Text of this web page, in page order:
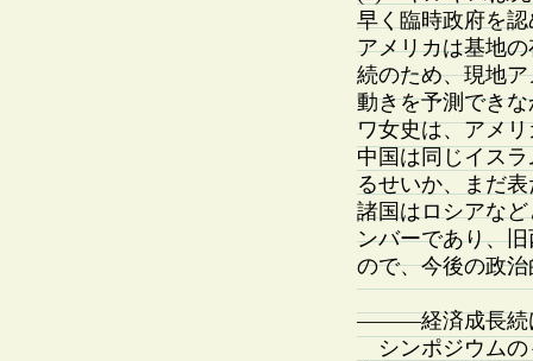
早く臨時政府を
アメリカは基地
続のため、現地
動きを予測でき
ワ女史は、アメ
中国は同じイス
るせいか、まだ
諸国はロシアな
ンバーであり、
ので、今後の政
———経済成長続
シンポジウムの